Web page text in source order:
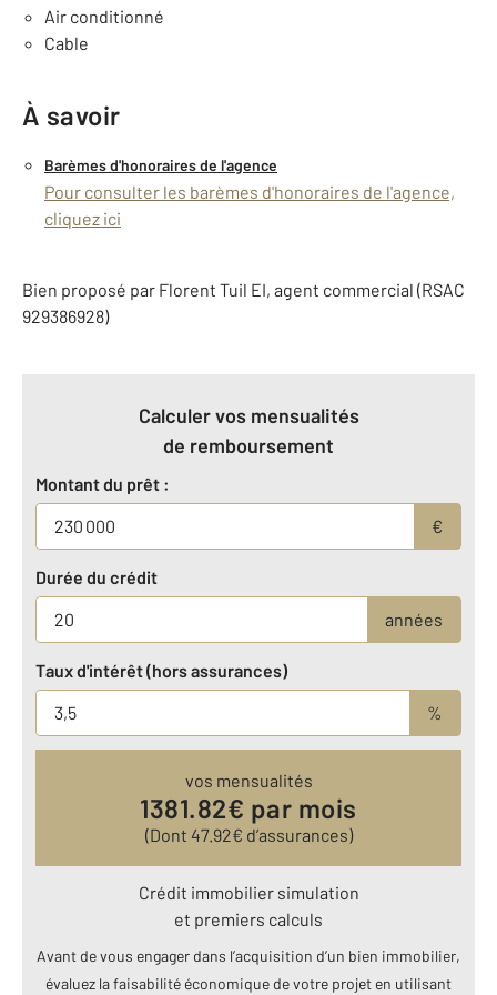
Air conditionné
Cable
À savoir
Barèmes d'honoraires de l'agence
Pour consulter les barèmes d'honoraires de l'agence,
cliquez ici
Bien proposé par Florent Tuil EI, agent commercial (RSAC
929386928)
Calculer vos mensualités
de remboursement
Montant du prêt :
€
Durée du crédit
années
Taux d'intérêt (hors assurances)
%
vos mensualités
1381.82€ par mois
(Dont 47.92€ d’assurances)
Crédit immobilier simulation
et premiers calculs
Avant de vous engager dans l’acquisition d’un bien immobilier,
évaluez la faisabilité économique de votre projet en utilisant